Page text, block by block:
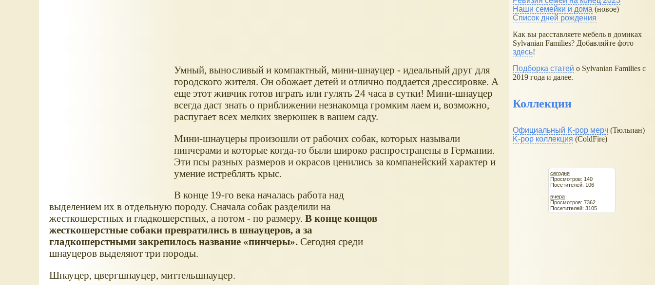
Умный, выносливый и компактный, мини-шнауцер - идеальный друг для
городского жителя. Он обожает детей и отлично поддается дрессировке. А
еще этот живчик готов играть или гулять 24 часа в сутки! Мини-шнауцер
всегда даст знать о приближении незнакомца громким лаем и, возможно,
распугает всех мелких зверюшек в вашем саду.
Мини-шнауцеры произошли от рабочих собак, которых называли
пинчерами и которые когда-то были широко распространены в Германии.
Эти псы разных размеров и окрасов ценились за компанейский характер и
умение истреблять крыс.
В конце 19-го века началась работа над
выделением их в отдельную породу. Сначала собак разделили на
жесткошерстных и гладкошерстных, а потом - по размеру. В конце концов
жесткошерстные собаки превратились в шнауцеров, а за
гладкошерстными закрепилось название
пинчеры .Сегодня среди
шнауцеров выделяют три породы.
Шнауцер, цвергшнауцер, миттельшнауцер.
Наши семейки и дома (новое)
Список дней рождения
Как вы расставляете мебель в домиках
Sylvanian Families? Добавляйте фото
здесь!
Подборка статей о Sylvanian Families с
2019 года и далее.
Коллекции
Официальный K-pop мерч (Тюльпан)
K-pop коллекция (ColdFire)
сегодня
Просмотров: 140
Посетителей: 106
вчера
Просмотров: 7362
Посетителей: 3105